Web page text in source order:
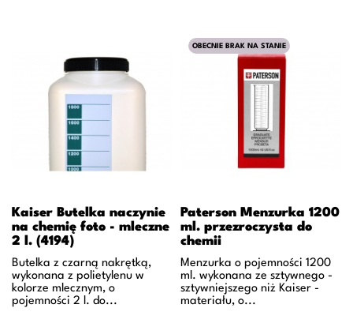
Kaiser Butelka naczynie
na chemię foto - mleczne
2 l. (4194)
Butelka z czarną nakrętką,
wykonana z polietylenu w
kolorze mlecznym, o
pojemności 2 l. do...
OBECNIE BRAK NA STANIE
Paterson Menzurka 1200
ml. przezroczysta do
chemii
Menzurka o pojemności 1200
ml. wykonana ze sztywnego -
sztywniejszego niż Kaiser -
materiału, o...